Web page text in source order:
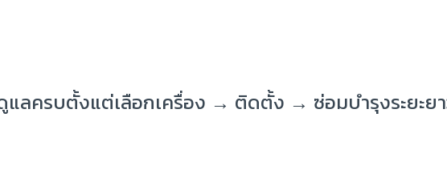
แลครบตั้งแต่เลือกเครื่อง → ติดตั้ง → ซ่อมบำรุงระยะย